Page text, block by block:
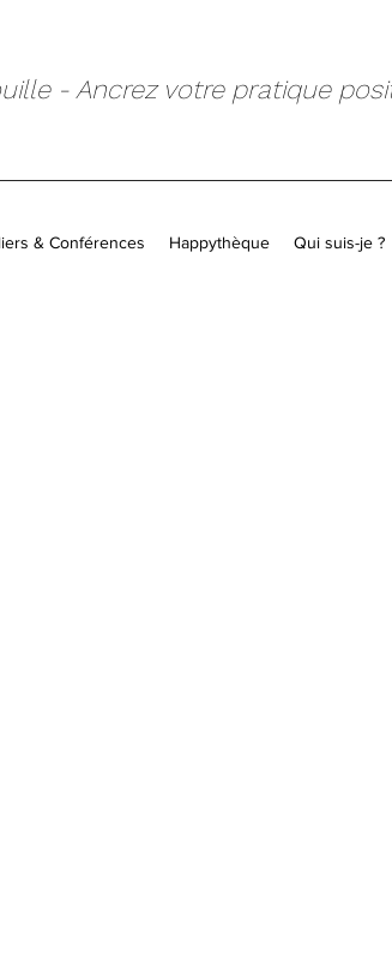
- Ancrez votre pratique
& Conférences Happythèque Qui suis-je ?